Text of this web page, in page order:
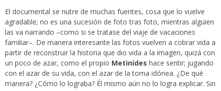
El documental se nutre de muchas fuentes, cosa que lo vuelve
agradable; no es una sucesión de foto tras foto, mientras alguien
las va narrando –como si se tratase del viaje de vacaciones
familiar–. De manera interesante las fotos vuelven a cobrar vida a
partir de reconstruir la historia que dio vida a la imagen, quizá con
un poco de azar, como el propio Metinides hace sentir; jugando
con el azar de su vida, con el azar de la toma idónea. ¿De qué
manera? ¿Cómo lo lograba? Él mismo aún no lo logra explicar. Sin